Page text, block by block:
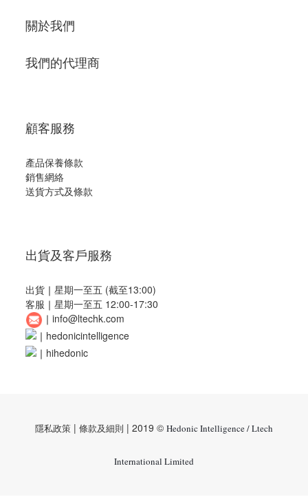
關於我們
我們的代理商
顧客服務
產品保養條款
銷售網絡
送貨方式及條款
出貨及客戶服務
出貨 ｜ 星期一至五 (截至13:00)
客服 ｜ 星期一至五 12:00-17:30
｜ info@ltechk.com
｜ hedonicintelligence
｜ hihedonic
隱私政策 | 條款及細則 | 2019 © Hedonic Intelligence / Ltech
International Limited